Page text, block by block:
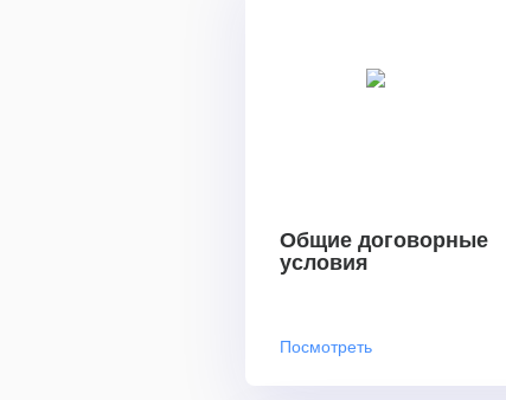
Общие договорные
условия
Посмотреть